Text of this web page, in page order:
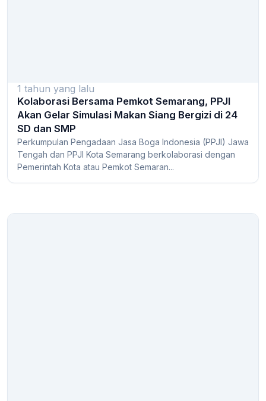
1 tahun yang lalu
Kolaborasi Bersama Pemkot Semarang, PPJI
Akan Gelar Simulasi Makan Siang Bergizi di 24
SD dan SMP
Perkumpulan Pengadaan Jasa Boga Indonesia (PPJI) Jawa
Tengah dan PPJI Kota Semarang berkolaborasi dengan
Pemerintah Kota atau Pemkot Semaran...